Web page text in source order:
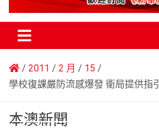
2011 2 月
15
學校復課嚴防流感爆發 衛局提供指引
本澳新聞